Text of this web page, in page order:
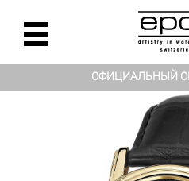
ОФИЦИАЛЬНЫЙ